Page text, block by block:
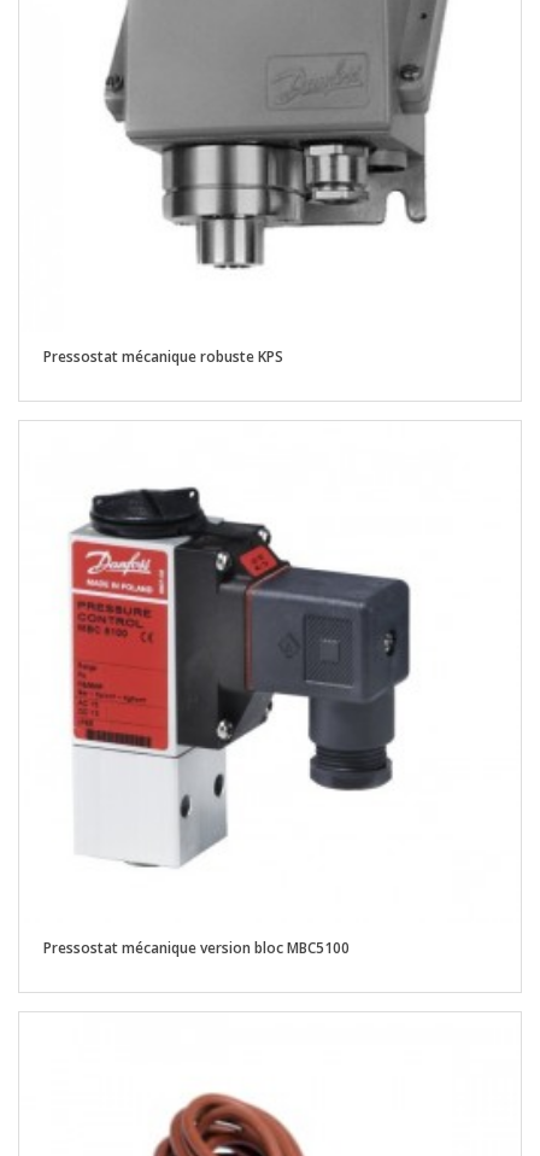
Pressostat mécanique robuste KPS
Pressostat mécanique version bloc MBC5100